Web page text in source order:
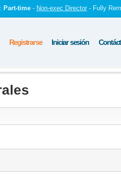
Part-time - Non-exec Director - Fully
Registrarse Iniciar sesión